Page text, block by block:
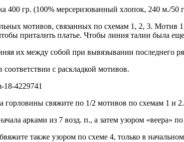
400 гр. (100% мерсеризованный хлопок, 240 м./
мотивов, связанных по схемам 1, 2, 3.
приталить платье. Чтобы линия талии была
их между собой при вывязывании последнего
с раскладкой мотивов.
горловины свяжите по 1/2 мотивов по схемам 1 и 2.
арками из 7 возд. п., а затем узором «веера»
также узором по схеме 4, только в